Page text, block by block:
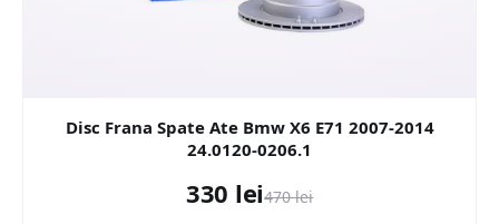
Disc Frana Spate Ate Bmw X6 E71 2007-2014
24.0120-0206.1
330 lei470 lei